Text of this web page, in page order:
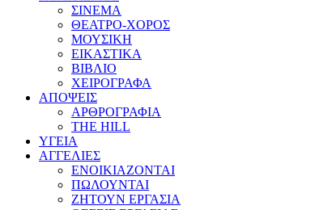
ΣΙΝΕΜΑ
ΘΕΑΤΡΟ-ΧΟΡΟΣ
ΜΟΥΣΙΚΗ
ΕΙΚΑΣΤΙΚΑ
ΒΙΒΛΙΟ
ΧΕΙΡΟΓΡΑΦΑ
ΑΠΟΨΕΙΣ
ΑΡΘΡΟΓΡΑΦΙΑ
THE HILL
ΥΓΕΙΑ
ΑΓΓΕΛΙΕΣ
ΕΝΟΙΚΙΑΖΟΝΤΑΙ
ΠΩΛΟΥΝΤΑΙ
ΖΗΤΟΥΝ ΕΡΓΑΣΙΑ